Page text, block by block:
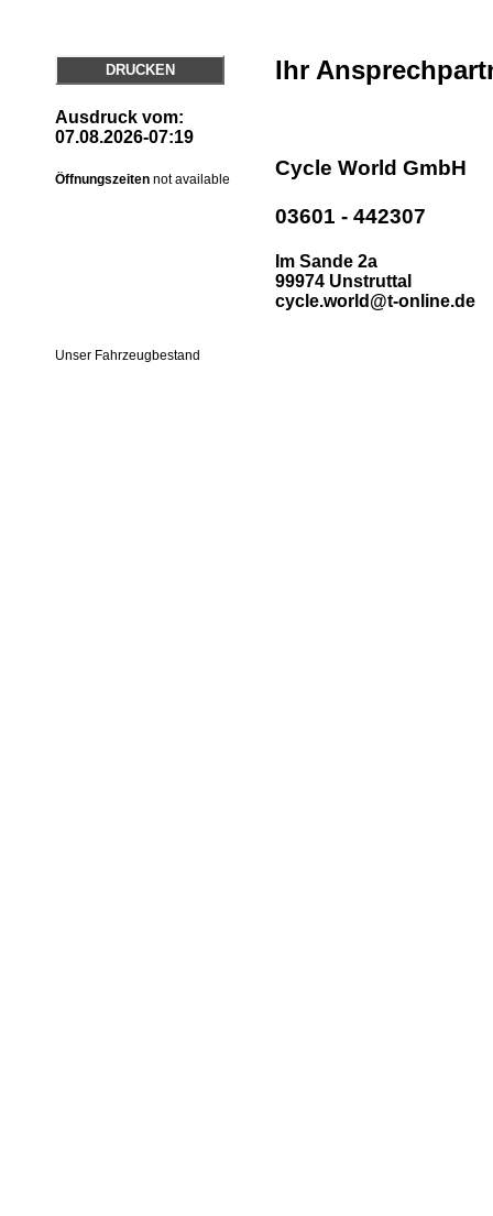
DRUCKEN
Ausdruck vom:
07.08.2026-07:19
Öffnungszeiten not available
Ihr
Cycle World GmbH
03601 - 442307
Im Sande 2a
99974 Unstruttal
cycle.world@t-online.de
Unser Fahrzeugbestand